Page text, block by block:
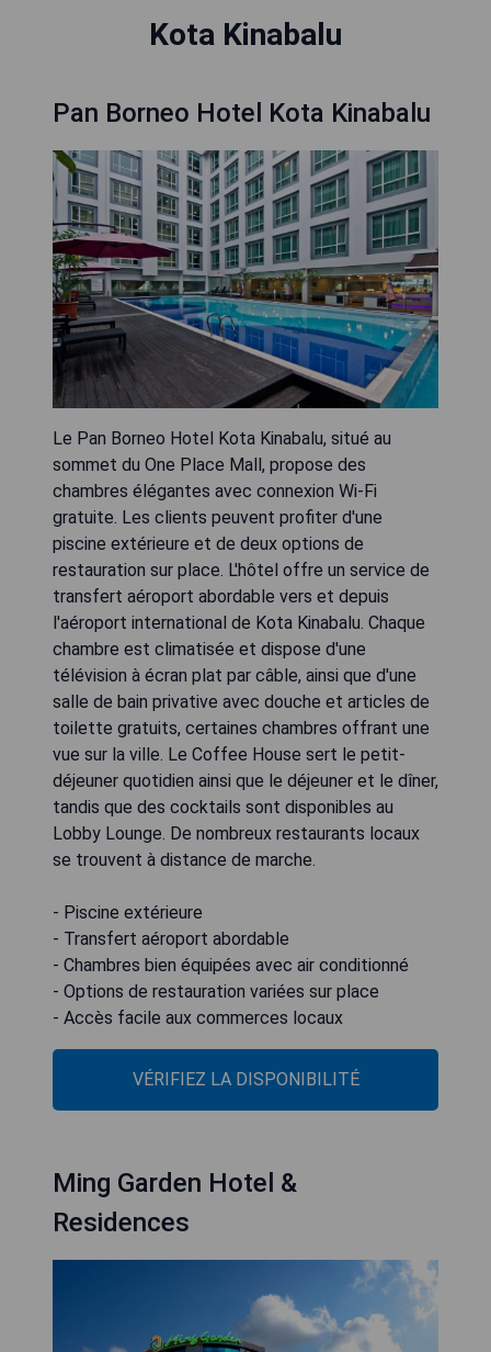
Kota Kinabalu
Pan Borneo Hotel Kota Kinabalu
Le Pan Borneo Hotel Kota Kinabalu, situé au
sommet du One Place Mall, propose des
chambres élégantes avec connexion Wi-Fi
gratuite. Les clients peuvent profiter d'une
piscine extérieure et de deux options de
restauration sur place. L'hôtel offre un service de
transfert aéroport abordable vers et depuis
l'aéroport international de Kota Kinabalu. Chaque
chambre est climatisée et dispose d'une
télévision à écran plat par câble, ainsi que d'une
salle de bain privative avec douche et articles de
toilette gratuits, certaines chambres offrant une
vue sur la ville. Le Coffee House sert le petit-
déjeuner quotidien ainsi que le déjeuner et le dîner,
tandis que des cocktails sont disponibles au
Lobby Lounge. De nombreux restaurants locaux
se trouvent à distance de marche.
- Piscine extérieure
- Transfert aéroport abordable
- Chambres bien équipées avec air conditionné
- Options de restauration variées sur place
- Accès facile aux commerces locaux
VÉRIFIEZ LA DISPONIBILITÉ
Ming Garden Hotel &
Residences